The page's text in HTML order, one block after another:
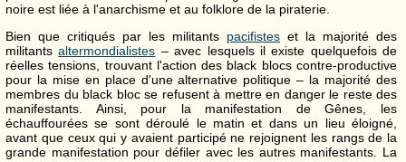
noire est liée à l'anarchisme et au folklore de la piraterie.
Bien que critiqués par les militants pacifistes et la majorité des
militantsaltermondialistes – avec lesquels il existe quelquefois de
réelles tensions, trouvant l'action des black blocs contre-productive
pour la mise en place d'une alternative politique – la majorité des
membres du black bloc se refusent à mettre en danger le reste des
manifestants. Ainsi, pour la manifestation de Gênes, les
échauffourées se sont déroulé le matin et dans un lieu éloigné,
avant que ceux qui y avaient participé ne rejoignent les rangs de la
grande manifestation pour défiler avec les autres manifestants. La